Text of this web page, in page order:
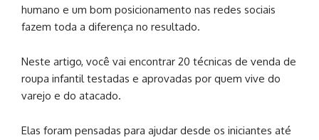
humano e um bom posicionamento nas redes sociais
fazem toda a diferença no resultado.
Neste artigo, você vai encontrar 20 técnicas de venda de
roupa infantil testadas e aprovadas por quem vive do
varejo e do atacado.
Elas foram pensadas para ajudar desde os iniciantes até